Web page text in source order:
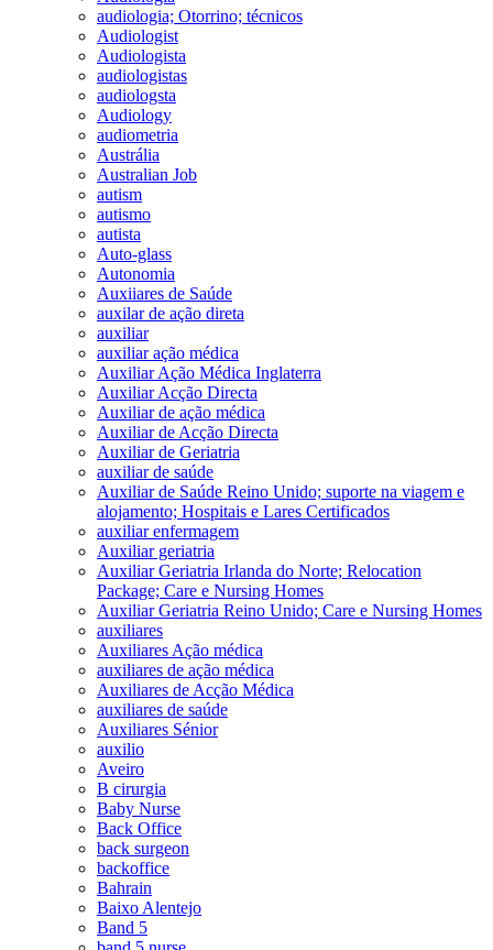
audiologia; Otorrino; técnicos
Audiologist
Audiologista
audiologistas
audiologsta
Audiology
audiometria
Austrália
Australian Job
autism
autismo
autista
Auto-glass
Autonomia
Auxiiares de Saúde
auxilar de ação direta
auxiliar
auxiliar ação médica
Auxiliar Ação Médica Inglaterra
Auxiliar Acção Directa
Auxiliar de ação médica
Auxiliar de Acção Directa
Auxiliar de Geriatria
auxiliar de saúde
Auxiliar de Saúde Reino Unido; suporte na viagem e
alojamento; Hospitais e Lares Certificados
auxiliar enfermagem
Auxiliar geriatria
Auxiliar Geriatria Irlanda do Norte; Relocation
Package; Care e Nursing Homes
Auxiliar Geriatria Reino Unido; Care e Nursing Homes
auxiliares
Auxiliares Ação médica
auxiliares de ação médica
Auxiliares de Acção Médica
auxiliares de saúde
Auxiliares Sénior
auxilio
Aveiro
B cirurgia
Baby Nurse
Back Office
back surgeon
backoffice
Bahrain
Baixo Alentejo
Band 5